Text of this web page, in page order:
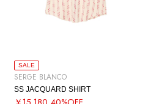
SALE
SERGE BLANCO
SS JACQUARD SHIRT